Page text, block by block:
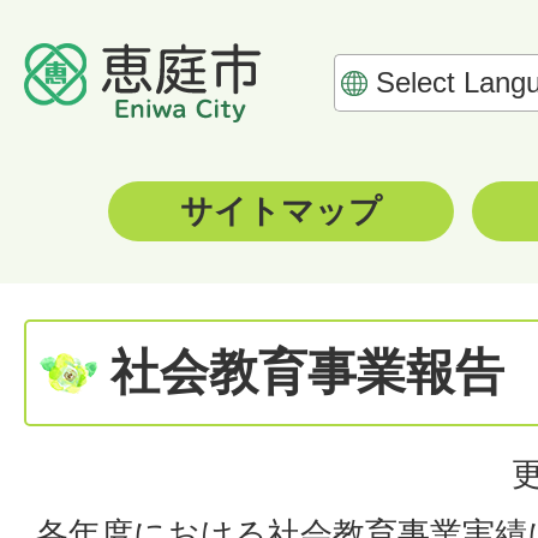
サイトマップ
社会教育事業報告